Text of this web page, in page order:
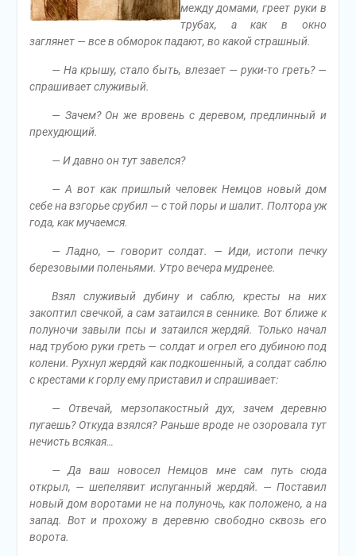
между домами, греет руки в
трубах, а как в окно
заглянет — все в обморок падают, во какой страшный.
— На крышу, стало быть, влезает — руки-то греть? —
спрашивает служивый.
— Зачем? Он же вровень с деревом, предлинный и
прехудющий.
— И давно он тут завелся?
— А вот как пришлый человек Немцов новый дом
себе на взгорье срубил — с той поры и шалит. Полтора уж
года, как мучаемся.
— Ладно, — говорит солдат. — Иди, истопи печку
березовыми поленьями. Утро вечера мудренее.
Взял служивый дубину и саблю, кресты на них
закоптил свечкой, а сам затаился в сеннике. Вот ближе к
полуночи завыли псы и затаился жердяй. Только начал
над трубою руки греть — солдат и огрел его дубиною под
колени. Рухнул жердяй как подкошенный, а солдат саблю
с крестами к горлу ему приставил и спрашивает:
— Отвечай, мерзопакостный дух, зачем деревню
пугаешь? Откуда взялся? Раньше вроде не озоровала тут
нечисть всякая…
— Да ваш новосел Немцов мне сам путь сюда
открыл, — шепелявит испуганный жердяй. — Поставил
новый дом воротами не на полуночь, как положено, а на
запад. Вот и прохожу в деревню свободно сквозь его
ворота.